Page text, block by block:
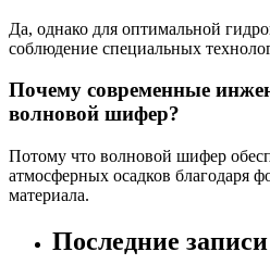
Да, однако для оптимальной
соблюдение специальных
Почему современные
волновой шифер?
Потому что волновой шифер
атмосферных осадков благодаря
материала.
Последние записи